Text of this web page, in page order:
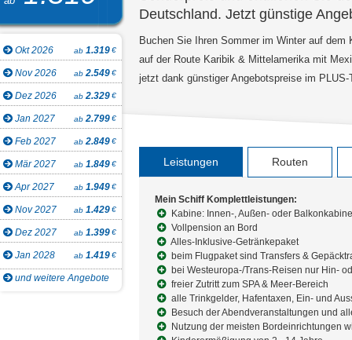
Okt 2026 ab 1.319€
Nov 2026 ab 2.549€
Dez 2026 ab 2.329€
Jan 2027 ab 2.799€
Feb 2027 ab 2.849€
Mär 2027 ab 1.849€
Apr 2027 ab 1.949€
Nov 2027 ab 1.429€
Dez 2027 ab 1.399€
Jan 2028 ab 1.419€
und weitere Angebote
Deutschland. Jetzt günstige
Buchen Sie Ihren Sommer im Winter auf
auf der Route Karibik & Mittelamerika mit
jetzt dank günstiger Angebotspreise im PLUS-
Leistungen Routen
Mein Schiff Komplettleistungen:
Kabine: Innen-, Außen- oder Balkonkabine
Vollpension an Bord
Alles-Inklusive-Getränkepaket
beim Flugpaket sind Transfers &
bei Westeuropa-/Trans-Reisen nur Hin-
freier Zutritt zum SPA & Meer-Bereich
alle Trinkgelder, Hafentaxen, Ein- und
Besuch der Abendveranstaltungen und
Nutzung der meisten Bordeinrichtungen